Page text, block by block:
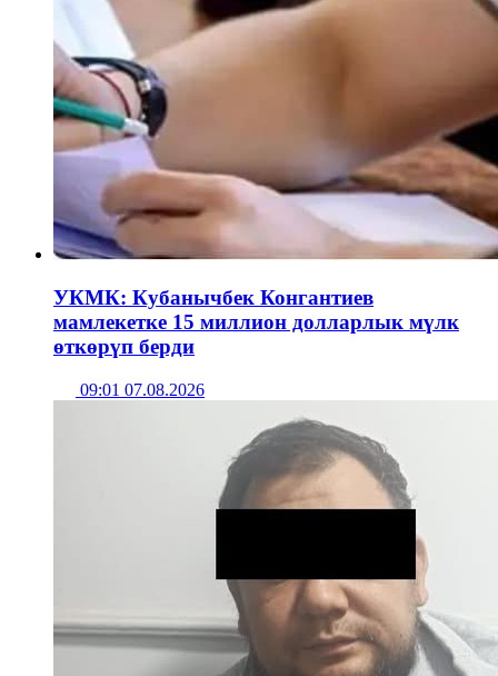
УКМК: Кубанычбек Конгантиев
мамлекетке 15 миллион долларлык мүлк
өткөрүп берди
09:01 07.08.2026